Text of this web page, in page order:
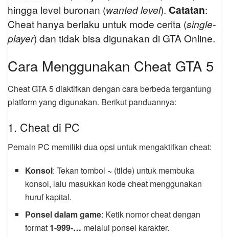
hingga level buronan (wanted level). Catatan:
Cheat hanya berlaku untuk mode cerita (single-
player) dan tidak bisa digunakan di GTA Online.
Cara Menggunakan Cheat GTA 5
Cheat GTA 5 diaktifkan dengan cara berbeda tergantung
platform yang digunakan. Berikut panduannya:
1. Cheat di PC
Pemain PC memiliki dua opsi untuk mengaktifkan cheat:
Konsol: Tekan tombol ~ (tilde) untuk membuka
konsol, lalu masukkan kode cheat menggunakan
huruf kapital.
Ponsel dalam game: Ketik nomor cheat dengan
format 1-999-… melalui ponsel karakter.